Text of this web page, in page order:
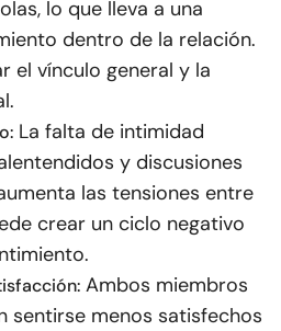
lo que lleva a una
dentro de la relación.
el vínculo general y la
La falta de intimidad
y discusiones
las tensiones entre
crear un ciclo negativo
Ambos miembros
sentirse menos satisfechos